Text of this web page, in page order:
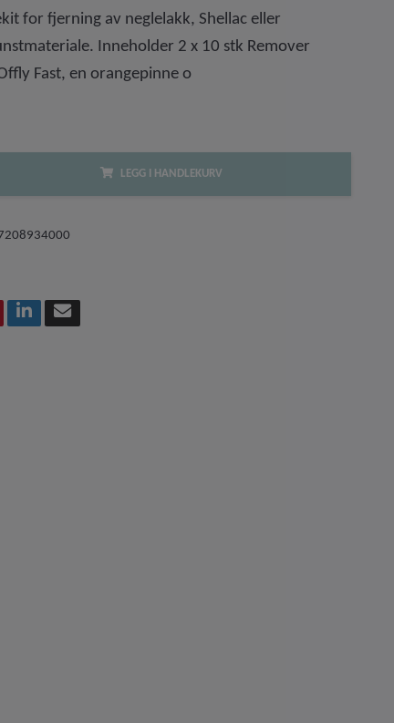
for fjerning av neglelakk, Shellac eller
Inneholder 2 x 10 stk Remover
Fast, en orangepinne o
LEGG I HANDLEKURV